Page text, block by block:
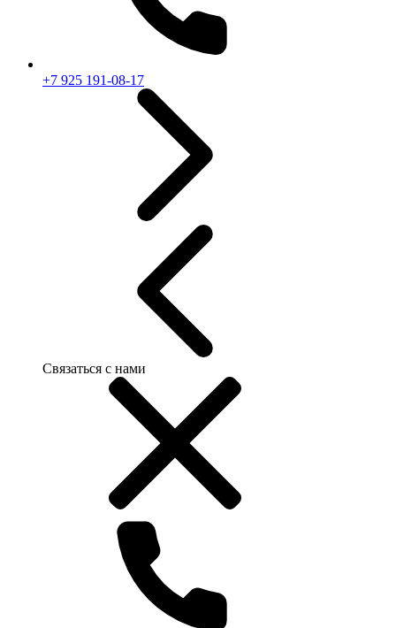
+7 925 191-08-17
Связаться с нами